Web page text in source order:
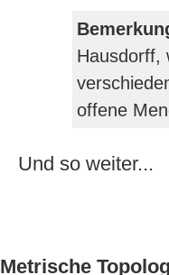
Hausdorff,
offene
Und so weiter...
Metrische